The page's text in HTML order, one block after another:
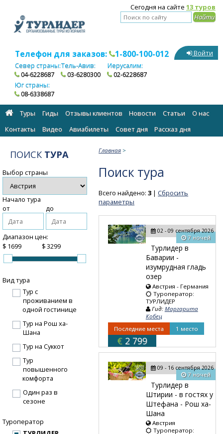
Сегодня на сайте 13 туров
Телефон для заказов: 1-800-100-012
Север страны:
04-6228687
Тель-Авив:
03-6280300
Иерусалим:
02-6228687
Юг страны:
08-6338687
Войти
Туры Гиды Отзывы клиентов Новости Статьи
О нас
Контакты
Видео Авиабилеты Cовет дня Рассказ дня
Главная >
Поиск тура
Всего найдено:3 |Сбросить
параметры
02 - 09 сентября 2026
7 ночей
Турлидер в
Баварии -
изумрудная гладь
озер
Австрия - Германия
Туроператор:
ТУРЛИДЕР
Гид: Маргарита
Кобец
Последние места
1 место
€ 2 799
09 - 16 сентября 2026
7 ночей
Турлидер в
Штирии - в гостях у
Штефана - Рош ха-
Шана
Австрия
Туроператор:
ПОИСК ТУРА
Выбор страны
Начало тура
от
до
Диапазон цен:
$
$
Вид тура
Тур с
проживанием в
одной гостинице
Тур на Рош ха-
Шана
Тур на Суккот
Тур
повышенного
комфорта
Один раз в
сезоне
Туроператор